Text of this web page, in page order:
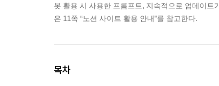
봇 활용 시 사용한 프롬프트, 지속적으로 업데이
은 11쪽 “노션 사이트 활용 안내”를 참고한다.
목차